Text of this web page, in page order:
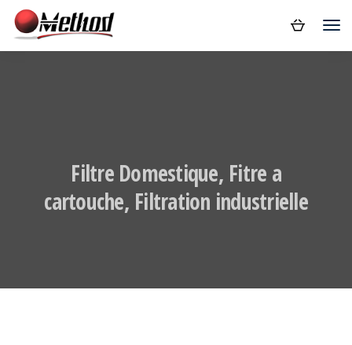
Filtre Domestique, Fitre a
cartouche, Filtration industrielle